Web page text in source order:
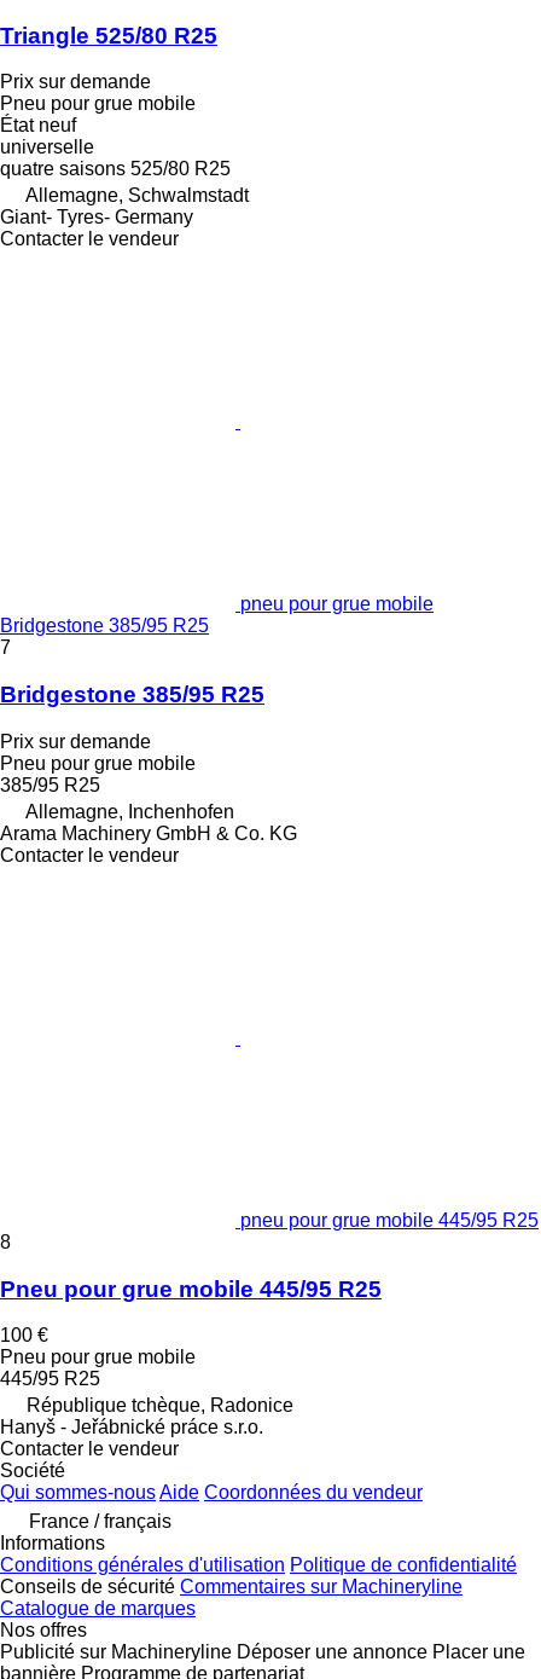
Triangle 525/80 R25
Prix sur demande
Pneu pour grue mobile
Étatneuf
universelle
quatre saisons 525/80 R25
Allemagne, Schwalmstadt
Giant- Tyres- Germany
Contacter le vendeur
pneu pour grue mobile
Bridgestone 385/95 R25
7
Bridgestone 385/95 R25
Prix sur demande
Pneu pour grue mobile
385/95 R25
Allemagne, Inchenhofen
Arama Machinery GmbH & Co. KG
Contacter le vendeur
pneu pour grue mobile 445/95 R25
8
Pneu pour grue mobile 445/95 R25
100 €
Pneu pour grue mobile
445/95 R25
République tchèque, Radonice
Hanyš - Jeřábnické práce s.r.o.
Contacter le vendeur
Société
Qui sommes-nousAide Coordonnées du vendeur
France / français
Informations
Conditions générales d'utilisation Politique de confidentialité
Conseils de sécurité Commentaires sur Machineryline
Catalogue de marques
Nos offres
Publicité sur Machineryline Déposer une annonce Placer une
bannière Programme de partenariat